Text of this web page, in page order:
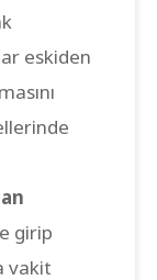
eskiden
girip
vakit